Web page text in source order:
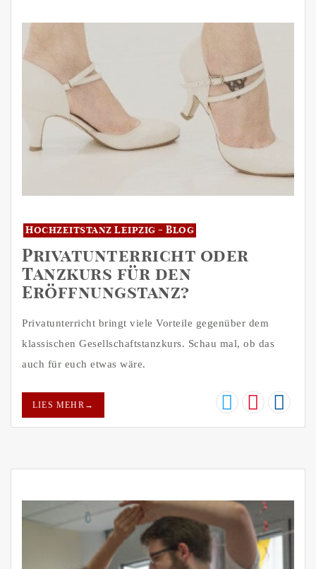
Hochzeitstanz Leipzig - Blog
Privatunterricht oder
Tanzkurs für den
Eröffnungstanz?
Privatunterricht bringt viele Vorteile gegenüber dem
klassischen Gesellschaftstanzkurs. Schau mal, ob das
auch für euch etwas wäre.
LIES MEHR →